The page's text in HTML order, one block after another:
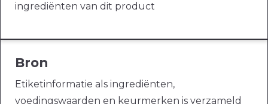
ingrediënten van dit product
Bron
Etiketinformatie als ingrediënten,
voedingswaarden en keurmerken is verzameld